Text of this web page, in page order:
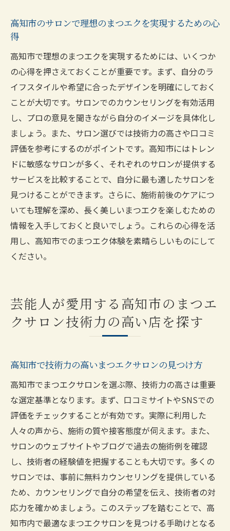
高知市のサロンで理想のまつエクを実現するための心
得
高知市で理想のまつエクを実現するためには、いくつか
の心得を押さえておくことが重要です。まず、自分のラ
イフスタイルや希望に合ったデザインを明確にしておく
ことが大切です。サロンでのカウンセリングを有効活用
し、プロの意見を聞きながら自分のイメージを具体化し
ましょう。また、サロン選びでは技術力の高さや口コミ
評価を参考にするのがポイントです。高知市にはトレン
ドに敏感なサロンが多く、それぞれのサロンが提供する
サービスを比較することで、自分に最も適したサロンを
見つけることができます。さらに、施術前後のケアにつ
いても理解を深め、長く美しいまつエクを楽しむための
情報を入手しておくと良いでしょう。これらの心得を活
用し、高知市でのまつエク体験を素晴らしいものにして
ください。
芸能人が愛用する高知市のまつエ
クサロン技術力の高い店を探す
高知市で技術力の高いまつエクサロンの見つけ方
高知市でまつエクサロンを選ぶ際、技術力の高さは重要
な選定基準となります。まず、口コミサイトやSNSでの
評価をチェックすることが有効です。実際に利用した
人々の声から、施術の質や接客態度が伺えます。また、
サロンのウェブサイトやブログで過去の施術例を確認
し、技術者の経験値を把握することも大切です。多くの
サロンでは、事前に無料カウンセリングを提供している
ため、カウンセリングで自分の希望を伝え、技術者の対
応力を確かめましょう。このステップを踏むことで、高
知市内で最適なまつエクサロンを見つける手助けとなる